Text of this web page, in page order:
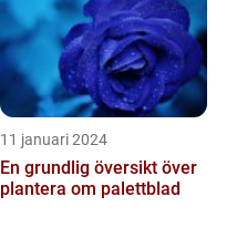
11 januari 2024
En grundlig översikt över
plantera om palettblad